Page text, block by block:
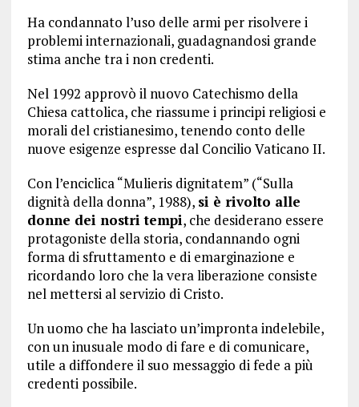
Ha condannato l’uso delle armi per risolvere i
problemi internazionali, guadagnandosi grande
stima anche tra i non credenti.
Nel 1992 approvò il nuovo Catechismo della
Chiesa cattolica, che riassume i principi religiosi e
morali del cristianesimo, tenendo conto delle
nuove esigenze espresse dal Concilio Vaticano II.
Con l’enciclica “Mulieris dignitatem” (“Sulla
dignità della donna”, 1988), si è rivolto alle
donne dei nostri tempi, che desiderano essere
protagoniste della storia, condannando ogni
forma di sfruttamento e di emarginazione e
ricordando loro che la vera liberazione consiste
nel mettersi al servizio di Cristo.
Un uomo che ha lasciato un’impronta indelebile,
con un inusuale modo di fare e di comunicare,
utile a diffondere il suo messaggio di fede a più
credenti possibile.